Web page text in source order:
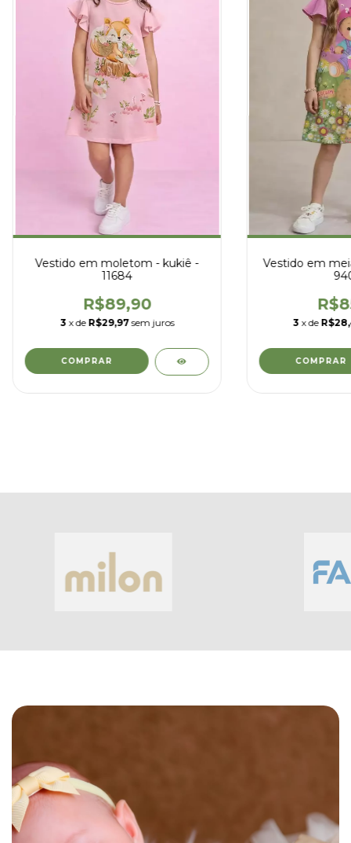
Vestido em moletom - kukiê -
11684
R$89,90
3 x de R$29,97 sem juros
COMPRAR
Vestido em
3 x de
COMPRAR